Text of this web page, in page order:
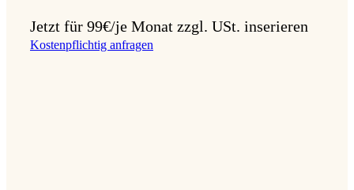
Jetzt für 99€/je Monat zzgl. USt. inserieren
Kostenpflichtig anfragen